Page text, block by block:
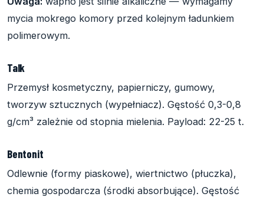
mycia mokrego komory przed kolejnym ładunkiem
polimerowym.
Talk
Przemysł kosmetyczny, papierniczy, gumowy,
tworzyw sztucznych (wypełniacz). Gęstość 0,3-0,8
g/cm³ zależnie od stopnia mielenia. Payload: 22-25 t.
Bentonit
Odlewnie (formy piaskowe), wiertnictwo (płuczka),
chemia gospodarcza (środki absorbujące). Gęstość